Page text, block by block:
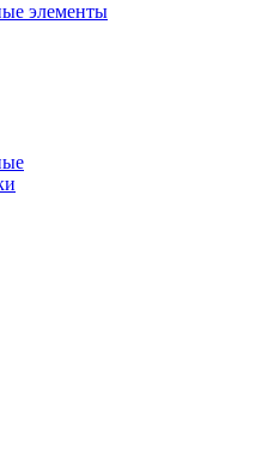
элементы